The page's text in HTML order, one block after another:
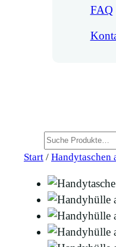
FAQ
Start / Handytaschen